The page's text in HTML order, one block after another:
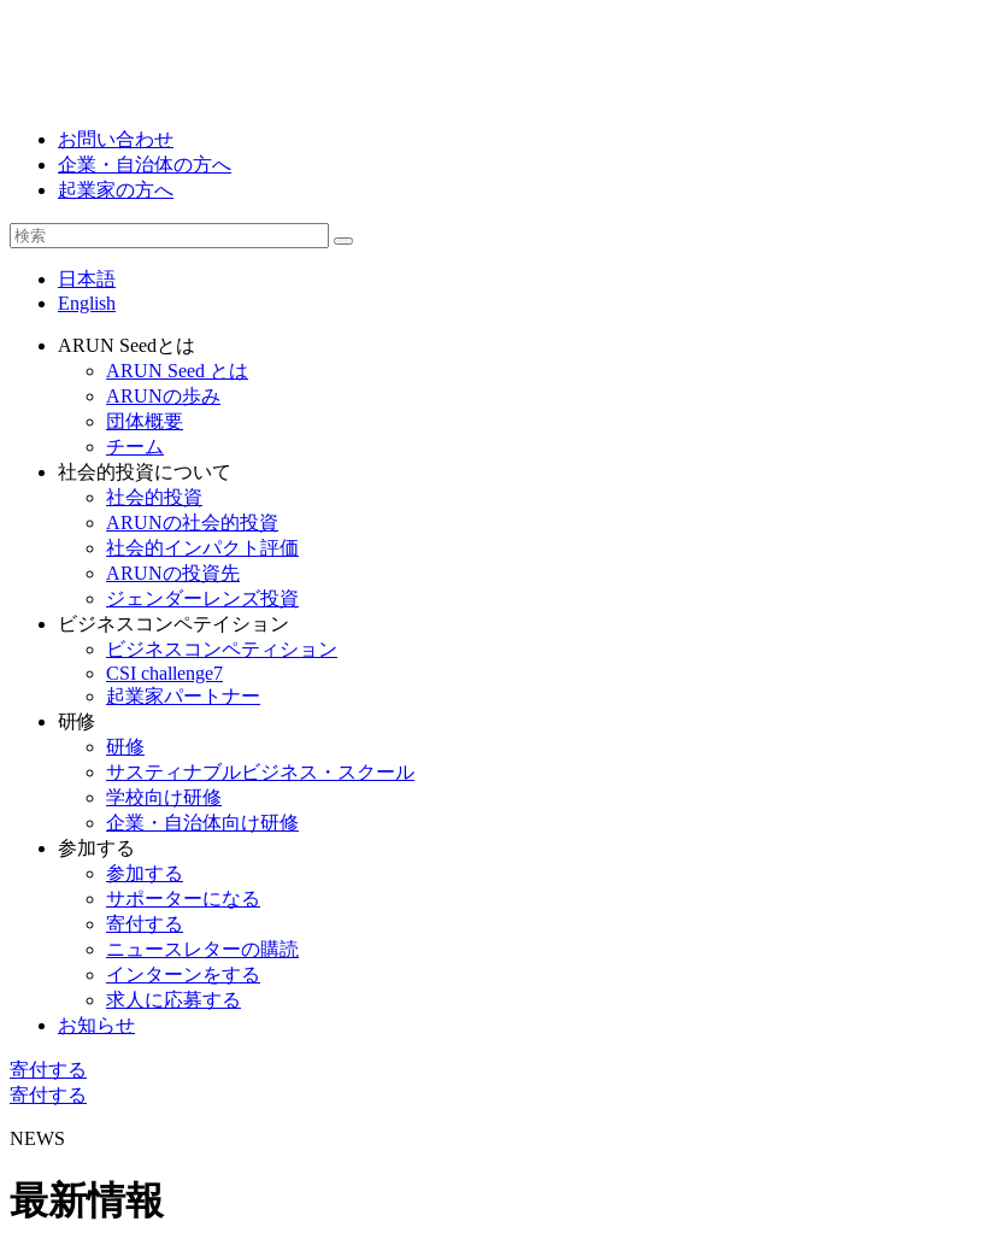
お問い合わせ
企業・自治体の方へ
起業家の方へ
日本語
English
ARUN Seedとは
ARUN Seed とは
ARUNの歩み
団体概要
チーム
社会的投資について
社会的投資
ARUNの社会的投資
社会的インパクト評価
ARUNの投資先
ジェンダーレンズ投資
ビジネスコンペテイション
ビジネスコンペティション
CSI challenge7
起業家パートナー
研修
研修
サスティナブルビジネス・スクール
学校向け研修
企業・自治体向け研修
参加する
参加する
サポーターになる
寄付する
ニュースレターの購読
インターンをする
求人に応募する
お知らせ
寄付する
寄付する
NEWS
最新情報